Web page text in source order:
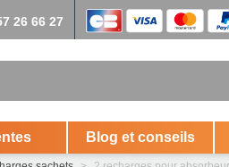
26 66 27
Blog et conseils